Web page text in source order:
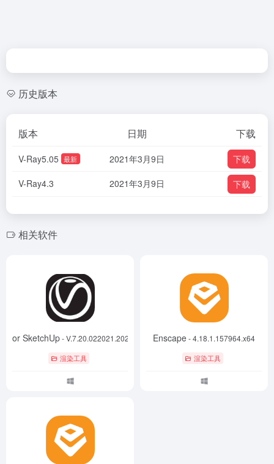
历史版本
版本 日期 下载
V-Ray5.05 最新 2021年3月9日 下载
V-Ray4.3 2021年3月9日 下载
相关软件
for SketchUp- V.7.20.022021.202664.x64
渲染工具
Enscape- 4.18.1.157964.x64
渲染工具